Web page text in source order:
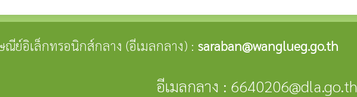
ณีย์อิเล็กทรอนิกส์กลาง (อีเมลกลาง) : saraban@wanglueg.go.th
อีเมลกลาง : 6640206@dla.go.th